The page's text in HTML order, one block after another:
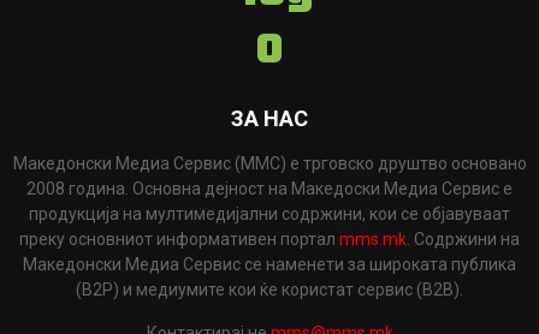
ЗА НАС
Македонски Медиа Сервис (ММС) е трговско друштво основано
2008 година. Основна дејност на Македоски Медиа Сервис е
продукција на мултимедијални содржини, кои се објавуваат
преку основниот информативен портал mms.mk . Содржини на
Македонски Медиа Сервис се наменети за широката публика
(B2P) и медиумите кои ќе користат сервис (B2B).